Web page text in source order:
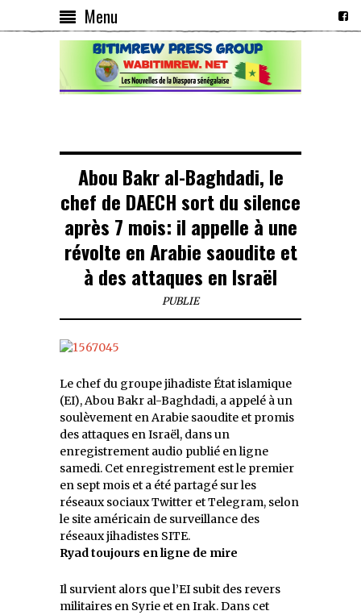
Menu
Abou Bakr al-Baghdadi, le
chef de DAECH sort du silence
après 7 mois: il appelle à une
révolte en Arabie saoudite et
à des attaques en Israël
PUBLIE
Le chef du groupe jihadiste État islamique
(EI), Abou Bakr al-Baghdadi, a appelé à un
soulèvement en Arabie saoudite et promis
des attaques en Israël, dans un
enregistrement audio publié en ligne
samedi. Cet enregistrement est le premier
en sept mois et a été partagé sur les
réseaux sociaux Twitter et Telegram, selon
le site américain de surveillance des
réseaux jihadistes SITE.
Ryad toujours en ligne de mire
Il survient alors que l’EI subit des revers
militaires en Syrie et en Irak. Dans cet